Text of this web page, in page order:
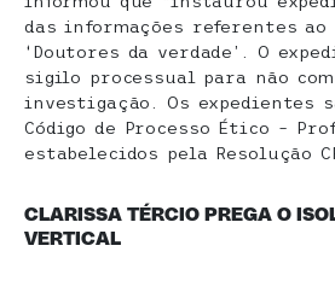
das informações referentes ao
‘Doutores da verdade’. O
sigilo processual para não
investigação. Os expedientes
Código de Processo Ético –
estabelecidos pela Resolução
CLARISSA TÉRCIO PREGA O
VERTICAL